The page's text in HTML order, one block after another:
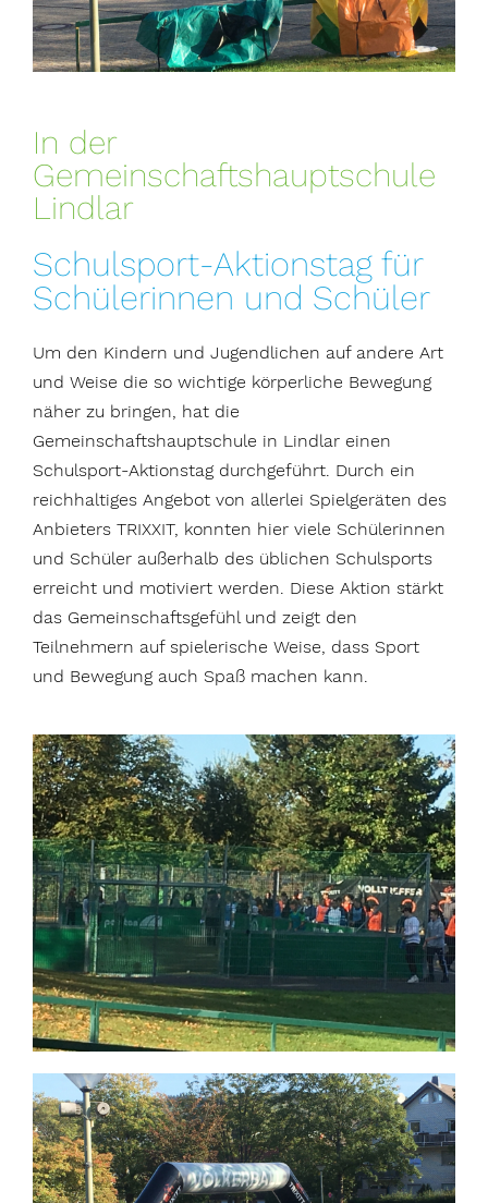
In der
Gemeinschaftshauptschule
Lindlar
Schulsport-Aktionstag für
Schülerinnen und Schüler
Um den Kindern und Jugendlichen auf andere Art
und Weise die so wichtige körperliche Bewegung
näher zu bringen, hat die
Gemeinschaftshauptschule in Lindlar einen
Schulsport-Aktionstag durchgeführt. Durch ein
reichhaltiges Angebot von allerlei Spielgeräten des
Anbieters TRIXXIT, konnten hier viele Schülerinnen
und Schüler außerhalb des üblichen Schulsports
erreicht und motiviert werden. Diese Aktion stärkt
das Gemeinschaftsgefühl und zeigt den
Teilnehmern auf spielerische Weise, dass Sport
und Bewegung auch Spaß machen kann.